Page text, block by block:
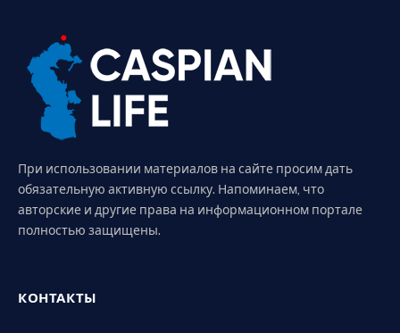
При использовании материалов на сайте просим дать
обязательную активную ссылку. Напоминаем, что
авторские и другие права на информационном портале
полностью защищены.
КОНТАКТЫ